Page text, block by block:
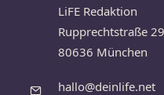
LiFE Redaktion
Rupprechtstraße 29
80636 München
hallo@deinlife.net